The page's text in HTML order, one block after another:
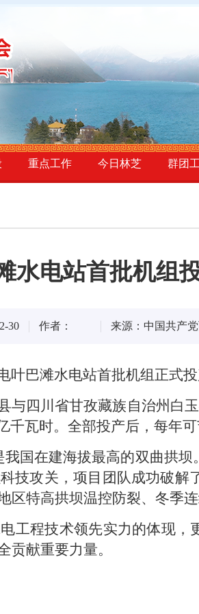
重点工作 今日林芝 群团
水电站首批机组
30 作者： 来源：中国共产
叶巴滩水电站首批机组正式投
与四川省甘孜藏族自治州白
瓦时。全部投产后，每年可
国在建海拔最高的双曲拱
技攻关，项目团队成功破
特高拱坝温控防裂、冬季连
工程技术领先实力的体现
贡献重要力量。